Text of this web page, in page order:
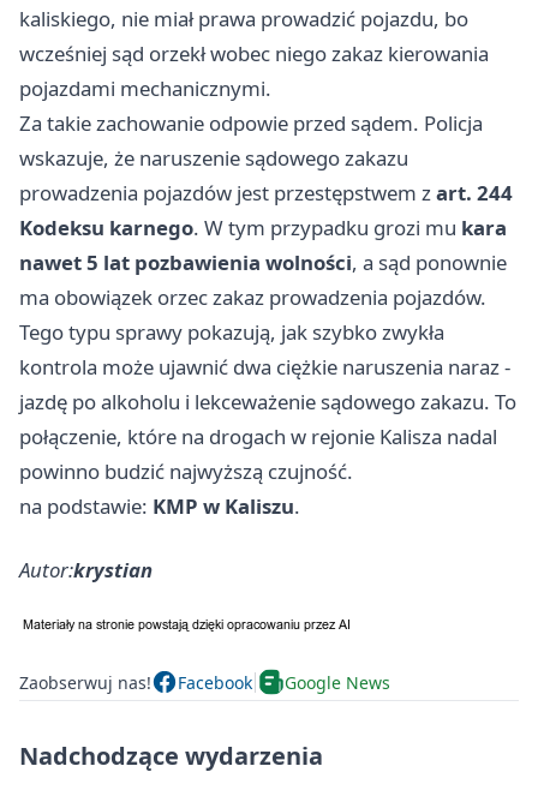
kaliskiego, nie miał prawa prowadzić pojazdu, bo
wcześniej sąd orzekł wobec niego zakaz kierowania
pojazdami mechanicznymi.
Za takie zachowanie odpowie przed sądem. Policja
wskazuje, że naruszenie sądowego zakazu
prowadzenia pojazdów jest przestępstwem zart. 244
Kodeksu karnego. W tym przypadku grozi mu kara
nawet 5 lat pozbawienia wolności, a sąd ponownie
ma obowiązek orzec zakaz prowadzenia pojazdów.
Tego typu sprawy pokazują, jak szybko zwykła
kontrola może ujawnić dwa ciężkie naruszenia naraz -
jazdę po alkoholu i lekceważenie sądowego zakazu. To
połączenie, które na drogach w rejonie Kalisza nadal
powinno budzić najwyższą czujność.
na podstawie: KMP w Kaliszu.
Autor:krystian
Zaobserwuj nas! Facebook Google News
Nadchodzące wydarzenia